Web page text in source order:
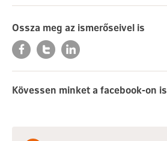
Ossza meg az ismerőseivel is
Kövessen minket a facebook-on is